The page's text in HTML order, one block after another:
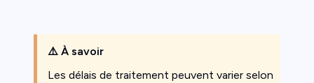
⚠️ À savoir
Les délais de traitement peuvent varier selon